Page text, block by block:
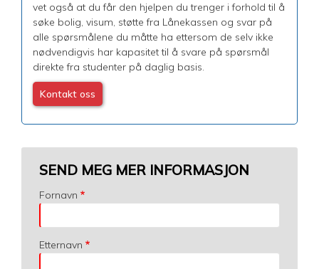
vet også at du får den hjelpen du trenger i forhold til å
søke bolig, visum, støtte fra Lånekassen og svar på
alle spørsmålene du måtte ha ettersom de selv ikke
nødvendigvis har kapasitet til å svare på spørsmål
direkte fra studenter på daglig basis.
Kontakt oss
SEND MEG MER INFORMASJON
Fornavn
Etternavn